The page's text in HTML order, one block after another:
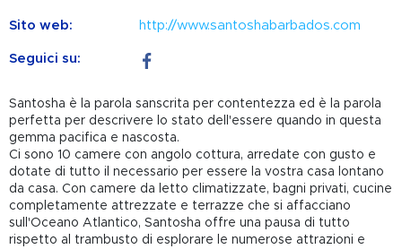
Sito web: http://www.santoshabarbados.com
Seguici su:
Santosha è la parola sanscrita per contentezza ed è la parola
perfetta per descrivere lo stato dell'essere quando in questa
gemma pacifica e nascosta.
Ci sono 10 camere con angolo cottura, arredate con gusto e
dotate di tutto il necessario per essere la vostra casa lontano
da casa. Con camere da letto climatizzate, bagni privati, cucine
completamente attrezzate e terrazze che si affacciano
sull'Oceano Atlantico, Santosha offre una pausa di tutto
rispetto al trambusto di esplorare le numerose attrazioni e